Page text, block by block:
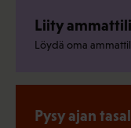
Liity
Löydä oma
Pysy ajan